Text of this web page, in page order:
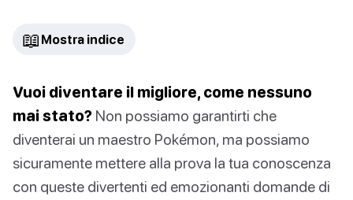
📖 Mostra indice
Vuoi diventare il migliore, come nessuno
mai stato? Non possiamo garantirti che
diventerai un maestro Pokémon, ma possiamo
sicuramente mettere alla prova la tua conoscenza
con queste divertenti ed emozionanti domande di